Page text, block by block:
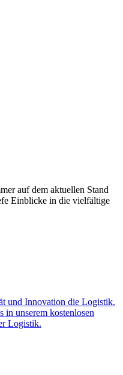
auf dem aktuellen Stand
Einblicke in die vielfältige
und Innovation die Logistik.
in unserem kostenlosen
Logistik.